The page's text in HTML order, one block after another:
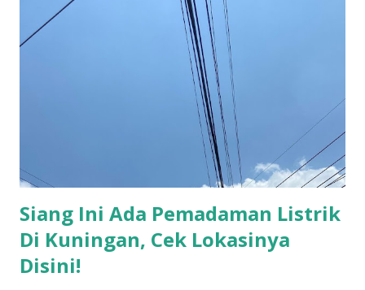
strategis dan berkelanjutan. “Kami melaksanakan kegiatan
ini secara masif dengan DT Peduli Cirebon. Semoga dengan
langkah baik ini, kita semua bisa lebih tumbuh rasa
kepekaan dan keinginan terhadap sesama,” ungkap Omar
kepada kuninganmass.com pada Jum’at (24/10/2025).
Kegiatan ini tidak hanya sekadar pembagian makanan, tetapi
juga menjadi momen untuk melatih kepekaan sosial. “Kami
ingin membangun kesadaran bahwa berbagi itu penting,
sekecil apapun ...
Siang Ini Ada Pemadaman Listrik
Di Kuningan, Cek Lokasinya
Disini!